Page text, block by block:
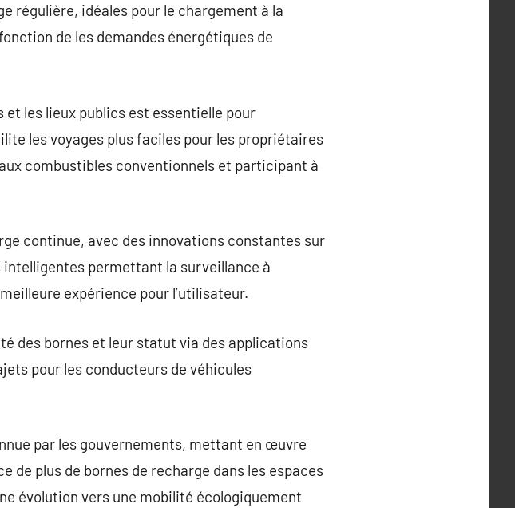
régulière, idéales pour le chargement à la
de les demandes énergétiques de
et les lieux publics est essentielle pour
les voyages plus faciles pour les propriétaires
combustibles conventionnels et participant à
continue, avec des innovations constantes sur
permettant la surveillance à
expérience pour l’utilisateur.
des bornes et leur statut via des applications
pour les conducteurs de véhicules
par les gouvernements, mettant en œuvre
de plus de bornes de recharge dans les espaces
évolution vers une mobilité écologiquement